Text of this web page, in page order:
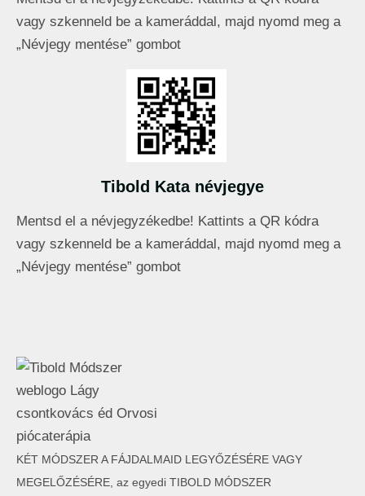
vagy szkenneld be a kameráddal, majd nyomd meg a
„Névjegy mentése” gombot
Tibold Kata névjegye
Mentsd el a névjegyzékedbe! Kattints a QR kódra
vagy szkenneld be a kameráddal, majd nyomd meg a
„Névjegy mentése” gombot
KÉT MÓDSZER A FÁJDALMAID LEGYŐZÉSÉRE VAGY
MEGELŐZÉSÉRE, az egyedi TIBOLD MÓDSZER